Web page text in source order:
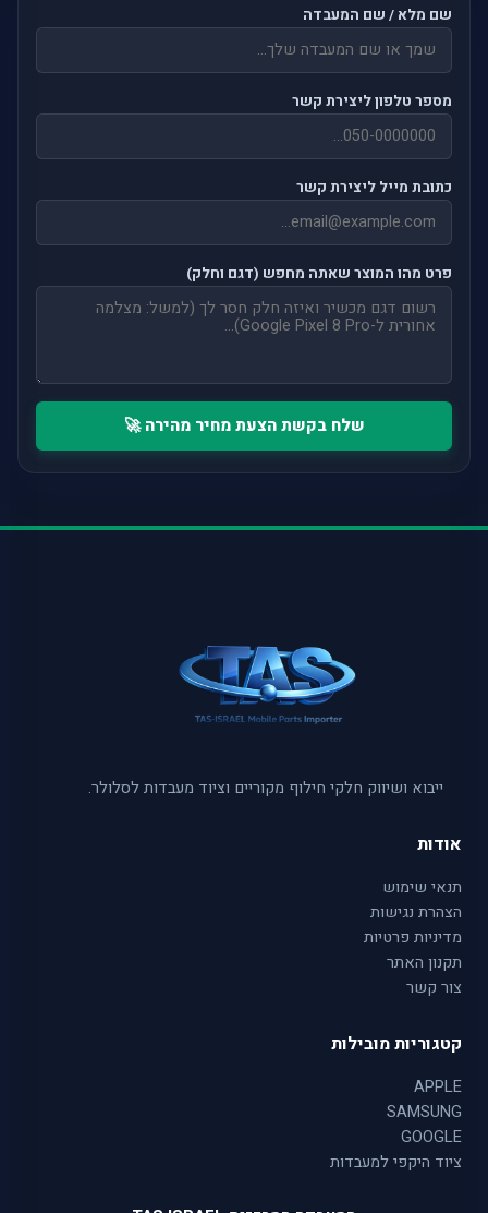
שם מלא / שם המעבדה
מספר טלפון ליצירת קשר
כתובת מייל ליצירת קשר
פרט מהו המוצר שאתה מחפש (דגם וחלק)
שלח בקשת הצעת מחיר מהירה 🚀
ייבוא ושיווק חלקי חילוף מקוריים וציוד מעבדות לסלולר.
אודות
תנאי שימוש
הצהרת נגישות
מדיניות פרטיות
תקנון האתר
צור קשר
קטגוריות מובילות
APPLE
SAMSUNG
GOOGLE
ציוד היקפי למעבדות